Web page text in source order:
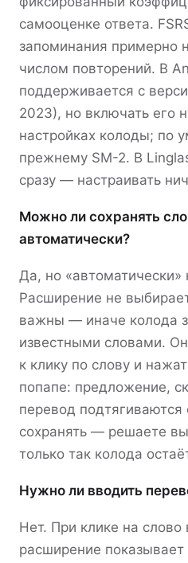
самооценке ответа.
запоминания примерно
числом повторений. В
поддерживается с
2023), но включать его
настройках колоды; по
прежнему SM-2. В
сразу — настраивать
Можно ли сохранять
автоматически?
Да, но «автоматически»
Расширение не
важны — иначе колода
известными словами.
к клику по слову и
попапе: предложение,
перевод
сохранять — решаете
только так колода
Нужно ли вводить
Нет. При клике на слово
расширение